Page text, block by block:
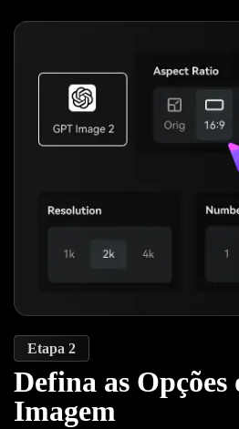
Etapa 2
Defina as Opções
Imagem